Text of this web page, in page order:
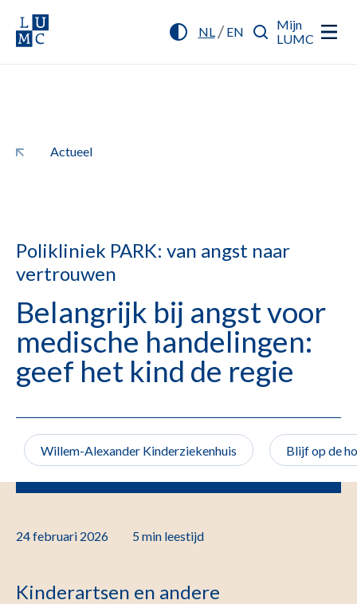
NL/ EN
Mijn
LUMC
Actueel
Polikliniek PARK: van angst naar
vertrouwen
Belangrijk bij angst voor
medische handelingen:
geef het kind de regie
Willem-Alexander Kinderziekenhuis Blijf op de
24 februari 2026 5 min leestijd
Kinderartsen en andere